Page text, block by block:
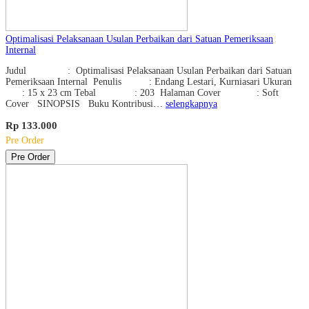
Optimalisasi Pelaksanaan Usulan Perbaikan dari Satuan Pemeriksaan
Internal
Judul : Optimalisasi Pelaksanaan Usulan Perbaikan dari Satuan
Pemeriksaan Internal Penulis : Endang Lestari, Kurniasari Ukuran
: 15 x 23 cm Tebal : 203 Halaman Cover : Soft
Cover SINOPSIS Buku Kontribusi… selengkapnya
Rp 133.000
Pre Order
Pre Order